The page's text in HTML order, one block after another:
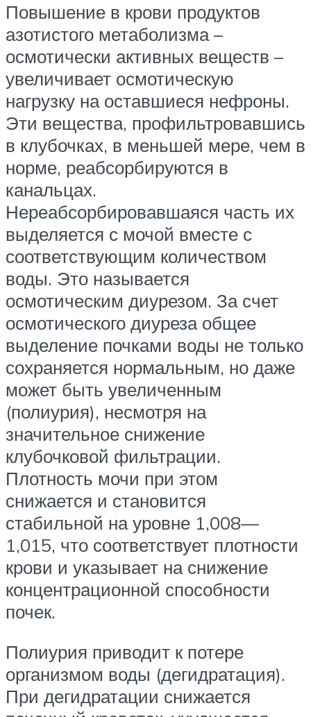
Повышение в крови продуктов
азотистого метаболизма –
осмотически активных веществ –
увеличивает осмотическую
нагрузку на оставшиеся нефроны.
Эти вещества, профильтровавшись
в клубочках, в меньшей мере, чем в
норме, реабсорбируются в
канальцах.
Нереабсорбировавшаяся часть их
выделяется с мочой вместе с
соответствующим количеством
воды. Это называется
осмотическим диурезом. За счет
осмотического диуреза общее
выделение почками воды не только
сохраняется нормальным, но даже
может быть увеличенным
(полиурия), несмотря на
значительное снижение
клубочковой фильтрации.
Плотность мочи при этом
снижается и становится
стабильной на уровне 1,008—
1,015, что соответствует плотности
крови и указывает на снижение
концентрационной способности
почек.
Полиурия приводит к потере
организмом воды (дегидратация).
При дегидратации снижается